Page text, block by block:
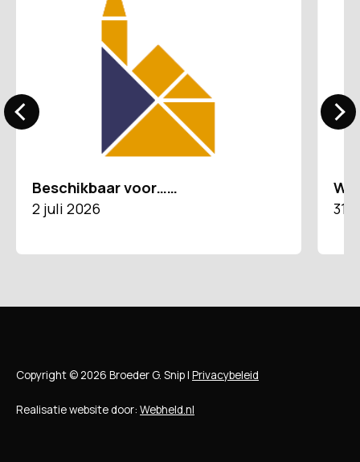
Beschikbaar voor……
2 juli 2026 31
Copyright © 2026 Broeder G. Snip | Privacybeleid
Realisatie website door: Webheld.nl